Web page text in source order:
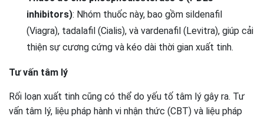
inhibitors): Nhóm thuốc này, bao gồm sildenafil
(Viagra), tadalafil (Cialis), và vardenafil (Levitra), giúp cải
thiện sự cương cứng và kéo dài thời gian xuất tinh.
Tư vấn tâm lý
Rối loạn xuất tinh cũng có thể do yếu tố tâm lý gây ra. Tư
vấn tâm lý, liệu pháp hành vi nhận thức (CBT) và liệu pháp